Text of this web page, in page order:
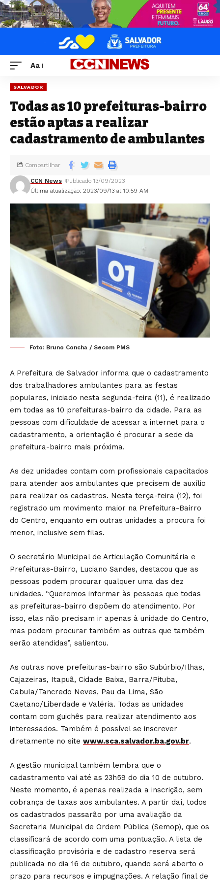
Aa
SALVADOR
Todas as 10 prefeituras-bairro
estão aptas a realizar
cadastramento de ambulantes
Última atualização: 2023/09/13 at 10:59 AM
CCN News Publicado 13/09/2023
Compartilhar
Foto: Bruno Concha / Secom PMS
A Prefeitura de Salvador informa que o cadastramento
dos trabalhadores ambulantes para as festas
populares, iniciado nesta segunda-feira (11), é realizado
em todas as 10 prefeituras-bairro da cidade. Para as
pessoas com dificuldade de acessar a internet para o
cadastramento, a orientação é procurar a sede da
prefeitura-bairro mais próxima.
As dez unidades contam com profissionais capacitados
para atender aos ambulantes que precisem de auxílio
para realizar os cadastros. Nesta terça-feira (12), foi
registrado um movimento maior na Prefeitura-Bairro
do Centro, enquanto em outras unidades a procura foi
menor, inclusive sem filas.
O secretário Municipal de Articulação Comunitária e
Prefeituras-Bairro, Luciano Sandes, destacou que as
pessoas podem procurar qualquer uma das dez
unidades. “Queremos informar às pessoas que todas
as prefeituras-bairro dispõem do atendimento. Por
isso, elas não precisam ir apenas à unidade do Centro,
mas podem procurar também as outras que também
serão atendidas”, salientou.
As outras nove prefeituras-bairro são Subúrbio/Ilhas,
Cajazeiras, Itapuã, Cidade Baixa, Barra/Pituba,
Cabula/Tancredo Neves, Pau da Lima, São
Caetano/Liberdade e Valéria. Todas as unidades
contam com guichês para realizar atendimento aos
interessados. Também é possível se inscrever
diretamente no site www.sca.salvador.ba.gov.br.
A gestão municipal também lembra que o
cadastramento vai até as 23h59 do dia 10 de outubro.
Neste momento, é apenas realizada a inscrição, sem
cobrança de taxas aos ambulantes. A partir daí, todos
os cadastrados passarão por uma avaliação da
Secretaria Municipal de Ordem Pública (Semop), que os
classificará de acordo com uma pontuação. A lista de
classificação provisória e de cadastro reserva será
publicada no dia 16 de outubro, quando será aberto o
prazo para recursos e impugnações. A relação final de